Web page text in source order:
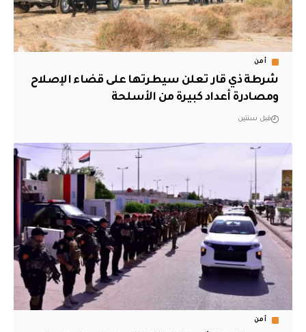
أمن
شرطة ذي قار تعلن سيطرتها على قضاء الإصلاح
ومصادرة أعداد كبيرة من الأسلحة
قبل سنتين
أمن